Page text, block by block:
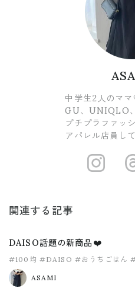
中学生2人のママ
GU、UNIQLO
プチプラファッ
アパレル店員し
関連する記事
DAISO話題の新商品❤️
#100均 #DAISO #おうちごはん
#コーヒーティラミスフラペチーノ
ASAMI